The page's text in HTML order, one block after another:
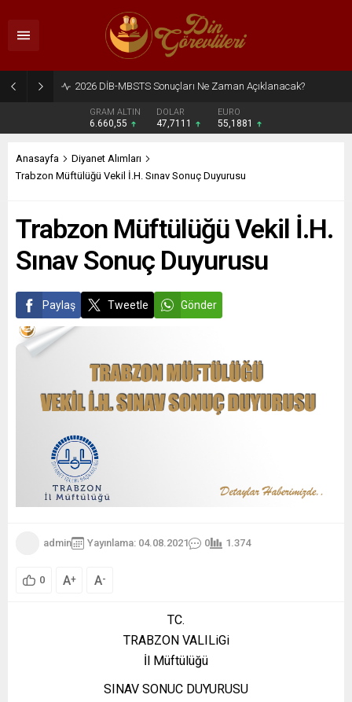
2026 DİB-MBSTS Ne Zaman?
GRAM ALTIN
6.660,55
DOLAR
47,7111
EURO
55,1881
Anasayfa
Diyanet Alımları
Trabzon Müftülüğü Vekil İ.H. Sınav Sonuç Duyurusu
Trabzon Müftülüğü Vekil İ.H.
Sınav Sonuç Duyurusu
Paylaş Tweetle Gönder
admin Yayınlama: 04.08.2021 0 1.374
0 A+ A-
TC.
TRABZON VALILiGi
İl Müftülüğü
SINAV SONUC DUYURUSU